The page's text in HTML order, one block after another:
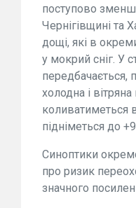
поступово
Чернігівщині та
дощі, які в
у мокрий сніг. У
передбачається,
холодна і
коливатиметься
підніметься до
Синоптики
про ризик
значного